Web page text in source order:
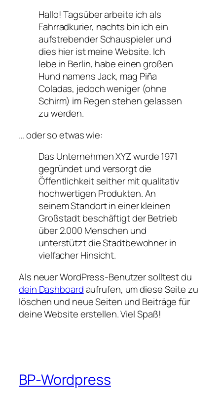
Hallo! Tagsüber arbeite ich als
Fahrradkurier, nachts bin ich ein
aufstrebender Schauspieler und
dies hier ist meine Website. Ich
lebe in Berlin, habe einen großen
Hund namens Jack, mag Piña
Coladas, jedoch weniger (ohne
Schirm) im Regen stehen gelassen
zu werden.
… oder so etwas wie:
Das Unternehmen XYZ wurde 1971
gegründet und versorgt die
Öffentlichkeit seither mit qualitativ
hochwertigen Produkten. An
seinem Standort in einer kleinen
Großstadt beschäftigt der Betrieb
über 2.000 Menschen und
unterstützt die Stadtbewohner in
vielfacher Hinsicht.
Als neuer WordPress-Benutzer solltest du
dein Dashboardaufrufen, um diese Seite zu
löschen und neue Seiten und Beiträge für
deine Website erstellen. Viel Spaß!
BP-Wordpress